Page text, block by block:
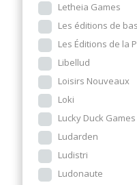
Letheia Games
Les éditions de
Les Éditions de la
Libellud
Loisirs Nouveaux
Loki
Lucky Duck Games
Ludarden
Ludistri
Ludonaute